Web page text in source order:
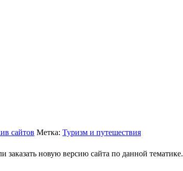
сайтов Метка: Туризм и путешествия
заказать новую версию сайта по данной тематике.